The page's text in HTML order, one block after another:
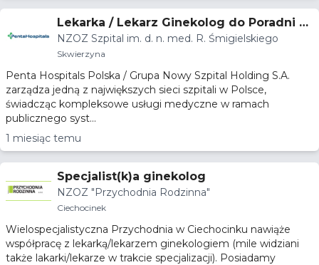
Lekarka / Lekarz Ginekolog do Poradni Gi
nekologiczno-Położniczej
NZOZ Szpital im. d. n. med. R. Śmigielskiego
Skwierzyna
Penta Hospitals Polska / Grupa Nowy Szpital Holding S.A.
zarządza jedną z największych sieci szpitali w Polsce,
świadcząc kompleksowe usługi medyczne w ramach
publicznego syst...
1 miesiąc temu
Specjalist(k)a ginekolog
NZOZ "Przychodnia Rodzinna"
Ciechocinek
Wielospecjalistyczna Przychodnia w Ciechocinku nawiąże
współpracę z lekarką/lekarzem ginekologiem (mile widziani
także lakarki/lekarze w trakcie specjalizacji). Posiadamy